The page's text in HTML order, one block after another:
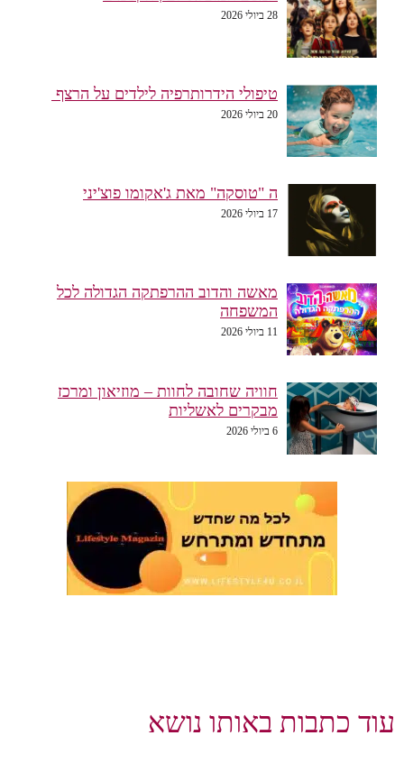
28 ביולי 2026
טיפולי הידרותרפיה לילדים על הרצף
20 ביולי 2026
ה "טוסקה" מאת ג'אקומו פוצ'יני
17 ביולי 2026
מאשה והדוב ההרפתקה הגדולה לכל
המשפחה
11 ביולי 2026
חוויה שחובה לחוות – מוזיאון ומרכז
מבקרים לאשליות
6 ביולי 2026
עוד כתבות באותו נושא